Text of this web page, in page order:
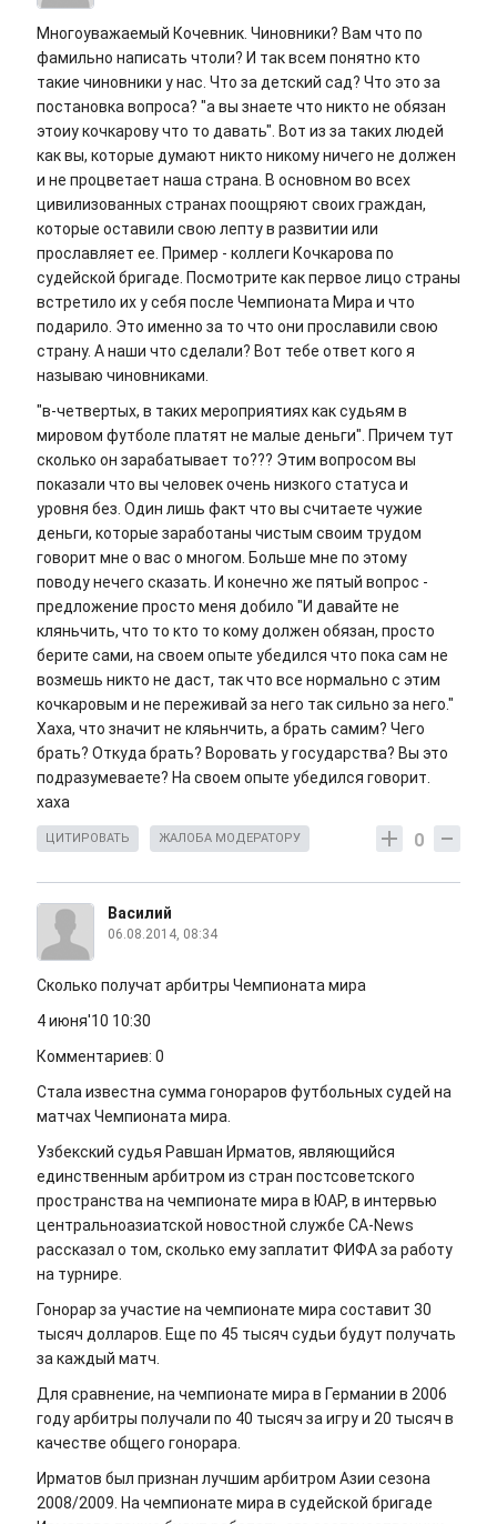
Многоуважаемый Кочевник. Чиновники? Вам что по
фамильно написать чтоли? И так всем понятно кто
такие чиновники у нас. Что за детский сад? Что это за
постановка вопроса? "а вы знаете что никто не обязан
этоиу кочкарову что то давать". Вот из за таких людей
как вы, которые думают никто никому ничего не должен
и не процветает наша страна. В основном во всех
цивилизованных странах поощряют своих граждан,
которые оставили свою лепту в развитии или
прославляет ее. Пример - коллеги Кочкарова по
судейской бригаде. Посмотрите как первое лицо страны
встретило их у себя после Чемпионата Мира и что
подарило. Это именно за то что они прославили свою
страну. А наши что сделали? Вот тебе ответ кого я
называю чиновниками.
"в-четвертых, в таких мероприятиях как судьям в
мировом футболе платят не малые деньги". Причем тут
сколько он зарабатывает то??? Этим вопросом вы
показали что вы человек очень низкого статуса и
уровня без. Один лишь факт что вы считаете чужие
деньги, которые заработаны чистым своим трудом
говорит мне о вас о многом. Больше мне по этому
поводу нечего сказать. И конечно же пятый вопрос -
предложение просто меня добило "И давайте не
кляньчить, что то кто то кому должен обязан, просто
берите сами, на своем опыте убедился что пока сам не
возмешь никто не даст, так что все нормально с этим
кочкаровым и не переживай за него так сильно за него."
Хаха, что значит не кляьнчить, а брать самим? Чего
брать? Откуда брать? Воровать у государства? Вы это
подразумеваете? На своем опыте убедился говорит.
хаха
0
ЦИТИРОВАТЬ ЖАЛОБА МОДЕРАТОРУ
Василий
06.08.2014, 08:34
Сколько получат арбитры Чемпионата мира
4 июня'10 10:30
Комментариев: 0
Стала известна сумма гонораров футбольных судей на
матчах Чемпионата мира.
Узбекский судья Равшан Ирматов, являющийся
единственным арбитром из стран постсоветского
пространства на чемпионате мира в ЮАР, в интервью
центральноазиатской новостной службе CA-News
рассказал о том, сколько ему заплатит ФИФА за работу
на турнире.
Гонорар за участие на чемпионате мира составит 30
тысяч долларов. Еще по 45 тысяч судьи будут получать
за каждый матч.
Для сравнение, на чемпионате мира в Германии в 2006
году арбитры получали по 40 тысяч за игру и 20 тысяч в
качестве общего гонорара.
Ирматов был признан лучшим арбитром Азии сезона
2008/2009. На чемпионате мира в судейской бригаде